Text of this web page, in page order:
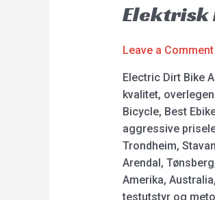
Elektrisk
Leave a Comment
Electric Dirt Bike
kvalitet,
Bicycle, Best
aggressive
Trondheim,
Arendal,
Amerika,
testutstyr og